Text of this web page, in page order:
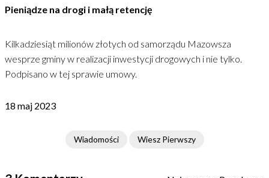
Pieniądze na drogi i małą retencję
Kilkadziesiąt milionów złotych od samorządu Mazowsza
wesprze gminy w realizacji inwestycji drogowych i nie tylko.
Podpisano w tej sprawie umowy.
18 maj 2023
Wiadomości Wiesz Pierwszy